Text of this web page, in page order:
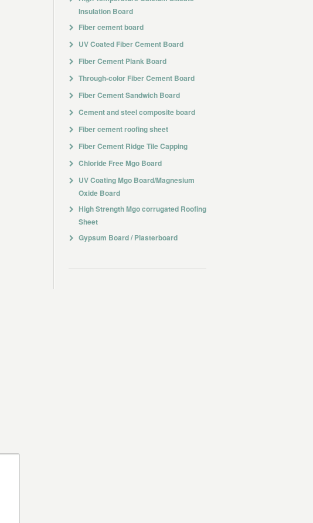
Insulation Board
Fiber cement board
UV Coated Fiber Cement Board
Fiber Cement Plank Board
Through-color Fiber Cement Board
Fiber Cement Sandwich Board
Cement and steel composite board
Fiber cement roofing sheet
Fiber Cement Ridge Tile Capping
Chloride Free Mgo Board
UV Coating Mgo Board/Magnesium
Oxide Board
High Strength Mgo corrugated Roofing
Sheet
Gypsum Board / Plasterboard